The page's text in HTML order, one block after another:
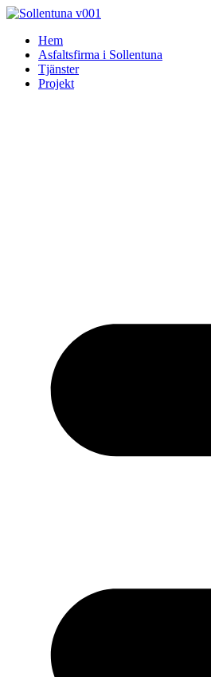
Skip
contentHem
Asfaltsfirma i Sollentuna
Tjänster
Projekt